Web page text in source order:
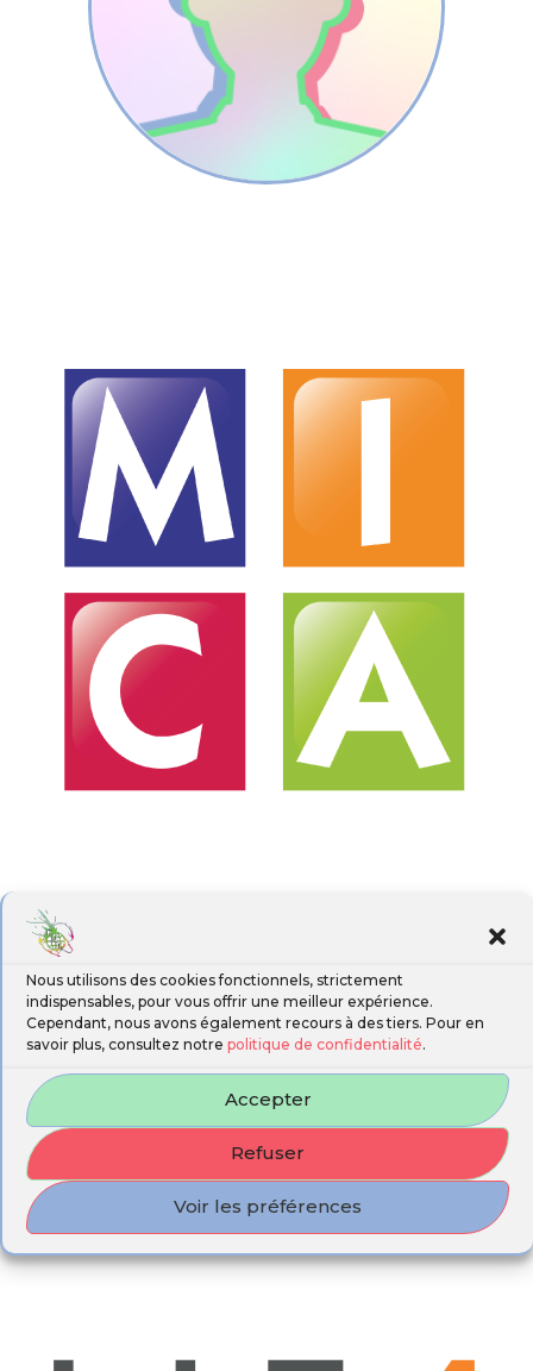
Nous utilisons des cookies fonctionnels, strictement
indispensables, pour vous offrir une meilleur expérience.
Cependant, nous avons également recours à des tiers. Pour en
savoir plus, consultez notre politique de confidentialité.
Accepter
Refuser
Voir les préférences